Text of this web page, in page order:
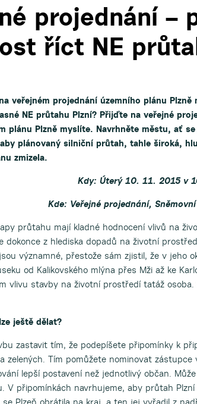
projednání –
říct NE
veřejném projednání územního plánu
NE průtahu Plzní? Přijďte na veřejné
plánu Plzně myslíte. Navrhněte městu, ať
plánovaný silniční průtah, tahle široká,
zmizela.
Kdy: Úterý 10. 11. 2015 v
Kde: Veřejné projednání,
průtahu mají kladné hodnocení vlivů na
dokonce z hlediska dopadů na životní
významné, přestože sám zjistil, že v jeho
od Kalikovského mlýna přes Mži až ke
vlivu stavby na životní prostředí tatáž osoba.
ještě dělat?
zastavit tím, že podepíšete připomínky k
zelených. Tím pomůžete nominovat
lepší postavení než jednotlivý občan.
V připomínkách navrhujeme, aby průtah